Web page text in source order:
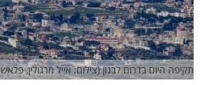
תקיפה היום בדרום לבנון (צילום: אייל מרגולין, פלאש90)